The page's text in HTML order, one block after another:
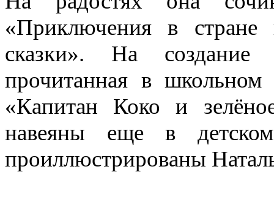
«Приключения в
сказки». На создание
прочитанная в школьном
«Капитан Коко и
навеяны еще в
проиллюстрированы